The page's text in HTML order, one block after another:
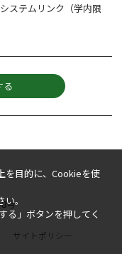
号
サイトポリシー
ステムリンク（学内限
る
を目的に、Cookieを使
。
る」ボタンを押してく